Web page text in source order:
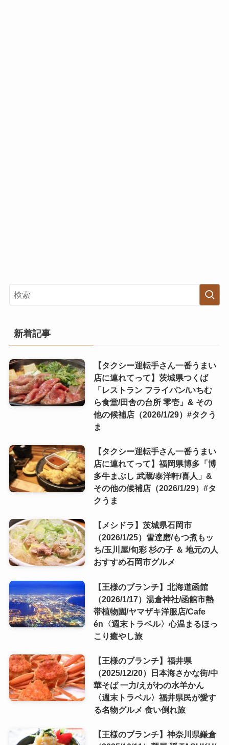
新着記事
【タクシー運転手さん一番うまい
店に連れてって】茨城県つくば
「レストラン フライパン/いちむ
ら食堂/田舎の台所 零壱」& その
他の候補店（2026/1/29）#タクう
ま
【タクシー運転手さん一番うまい
店に連れてって】福岡県博多「博
多牛まぶし 武蔵/泰洋軒/喜人」&
その他の候補店（2026/1/29）#タ
クうま
【メシドラ】茨城県石岡市
（2026/1/25）雪達磨/もつ煮もッ
ち/玉川屋/旬彩 杉の子 ＆ 地元の人
おすすめ石岡市グルメ
【王様のブランチ】北海道函館
（2026/1/17）湯倉神社/函館市熱
帯植物園/ヤマザキ洋服店/Cafe
én〈週末トラベル〉心温まるほっ
こり癒やし旅
【王様のブランチ】福井県
（2025/12/20）日本海さかな街/中
華そば 一力/えがわの水羊かん
〈週末トラベル〉福井県民が愛す
る名物グルメ 食い倒れ旅
【王様のブランチ】神奈川県鎌倉